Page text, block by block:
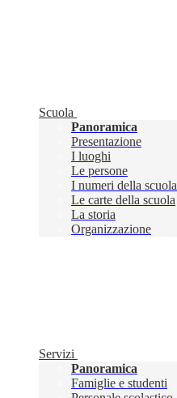
Scuola
Panoramica
Presentazione
I luoghi
Le persone
I numeri della scuola
Le carte della scuola
La storia
Organizzazione
Servizi
Panoramica
Famiglie e studenti